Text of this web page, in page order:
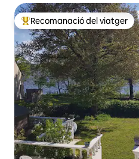
Principals recomanacions dels
Recomanació del viatger